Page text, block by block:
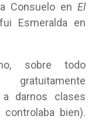
Consuelo enEl
Esmeralda en
sobre todo
darnos clases
bien).